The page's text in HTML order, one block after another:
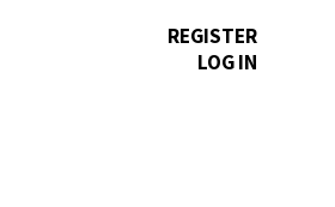
REGISTER
LOG IN